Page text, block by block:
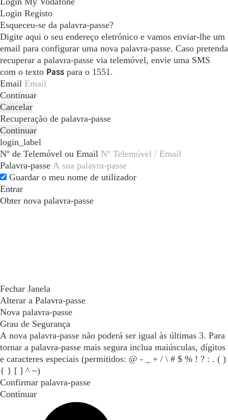
Login Registo
Esqueceu-se da palavra-passe?
Digite aqui o seu endereço eletrónico e vamos enviar-lhe um
email para configurar uma nova palavra-passe. Caso pretenda
recuperar a palavra-passe via telemóvel, envie uma SMS
com o texto Pass para o 1551.
Email
Continuar
Cancelar
Recuperação de palavra-passe
Continuar
login_label
Nº de Telemóvel ou Email
Palavra-passe
Guardar o meu nome de utilizador
Entrar
Obter nova palavra-passe
Fechar Janela
Alterar a Palavra-passe
Nova palavra-passe
Grau de Segurança
A nova palavra-passe não poderá ser igual às últimas 3. Para
tornar a palavra-passe mais segura inclua maiúsculas, dígitos
e caracteres especiais (permitidos: @ - _ + / \ # $ % ! ? : . ( )
{ } [ ] ^ ~)
Confirmar palavra-passe
Continuar